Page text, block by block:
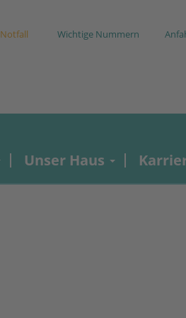
Notfall Wichtige Nummern
Unser Haus